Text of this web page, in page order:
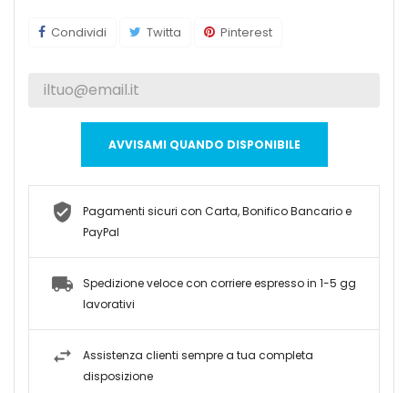
Condividi Twitta Pinterest
AVVISAMI QUANDO DISPONIBILE
Pagamenti sicuri con Carta, Bonifico Bancario e
PayPal
Spedizione veloce con corriere espresso in 1-5 gg
lavorativi
Assistenza clienti sempre a tua completa
disposizione